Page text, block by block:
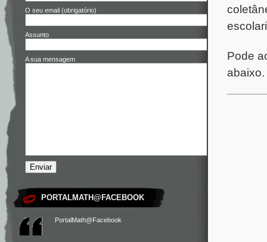
O seu email (obrigatório)
Assunto
A sua mensagem
PORTALMATH@FACEBOOK
PortalMath@Facebook
Pode
abaixo.